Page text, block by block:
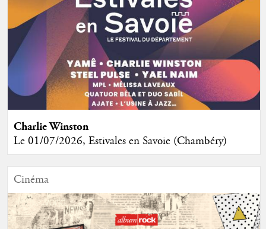
Charlie Winston
Le 01/07/2026, Estivales en Savoie (Chambéry)
Cinéma